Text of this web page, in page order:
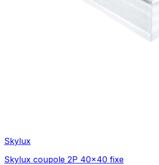
Skylux
Skylux coupole 2P 40x40 fixe